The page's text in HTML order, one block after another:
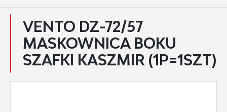
VENTO DZ-72/57
MASKOWNICA BOKU
SZAFKI KASZMIR (1P=1SZT)